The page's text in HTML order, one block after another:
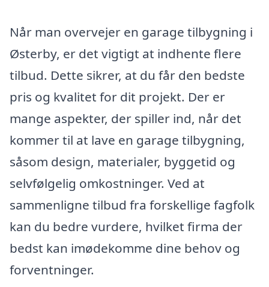
Når man overvejer en garage tilbygning i
Østerby, er det vigtigt at indhente flere
tilbud. Dette sikrer, at du får den bedste
pris og kvalitet for dit projekt. Der er
mange aspekter, der spiller ind, når det
kommer til at lave en garage tilbygning,
såsom design, materialer, byggetid og
selvfølgelig omkostninger. Ved at
sammenligne tilbud fra forskellige fagfolk
kan du bedre vurdere, hvilket firma der
bedst kan imødekomme dine behov og
forventninger.